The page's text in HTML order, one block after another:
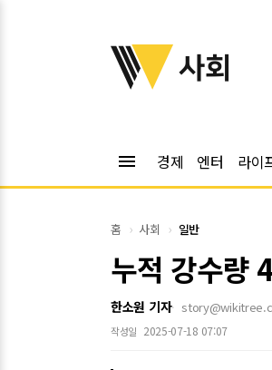
위키트리
사회
menu 경제 엔터 라이
홈 사회 일반
누적 강수량
한소원 기자
작성일 2025-07-18 07:07